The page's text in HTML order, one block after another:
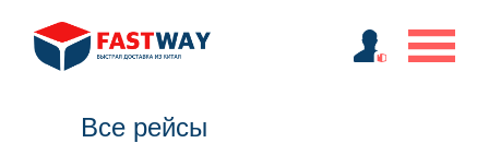
Все рейсы